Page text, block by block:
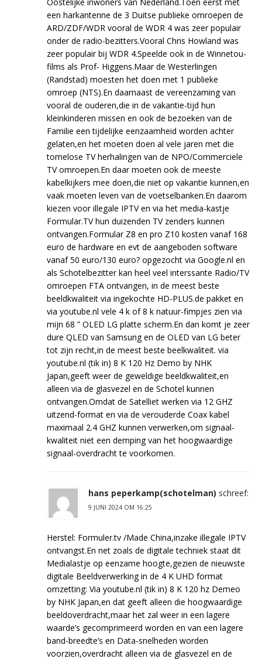
een harkantenne de 3 Duitse publieke omroepen de
ARD/ZDF/WDR vooral de WDR 4 was zeer populair
onder de radio-bezitters.Vooral Chris Howland was
zeer populair bij WDR 4.Speelde ook in de Winnetou-
films als Prof- Higgens.Maar de Westerlingen
(Randstad) moesten het doen met 1 publieke
omroep (NTS).En daarnaast de vereenzaming van
vooral de ouderen,die in de vakantie-tijd hun
kleinkinderen missen en ook de bezoeken van de
Familie een tijdelijke eenzaamheid worden achter
gelaten,en het moeten doen al vele jaren met die
tomelose TV herhalingen van de NPO/Commerciele
TV omroepen.En daar moeten ook de meeste
kabelkijkers mee doen,die niet op vakantie kunnen,en
vaak moeten leven van de voetselbanken.En daarom
kiezen voor illegale IPTV en via het media-kastje
Formular.TV hun duizenden TV zenders kunnen
ontvangen.Formular Z8 en pro Z10 kosten vanaf 168
euro de hardware en evt de aangeboden software
vanaf 50 euro/130 euro? opgezocht via Google.nl en
als Schotelbezitter kan heel veel interssante Radio/TV
omroepen FTA ontvangen, in de meest beste
beeldkwaliteit via ingekochte HD-PLUS.de pakket en
via youtube.nl vele 4 k of 8 k natuur-fimpjes zien via
mijn 68 ” OLED LG platte scherm.En dan komt je zeer
dure QLED van Samsung en de OLED van LG beter
tot zijn recht,in de meest beste beelkwaliteit. via
youtube.nl (tik in) 8 K 120 Hz Demo by NHK
Japan,geeft weer de geweldige beeldkwaliteit,en
alleen via de glasvezel en de Schotel kunnen
ontvangen.Omdat de Satelliet werken via 12 GHZ
uitzend-format en via de verouderde Coax kabel
maximaal 2.4 GHZ kunnen verwerken,om signaal-
kwaliteit niet een demping van het hoogwaardige
signaal-overdracht te voorkomen.
hans peperkamp(schotelman) schreef:
9 JUNI 2024 OM 16:25
Herstel: Formuler.tv /Made China,inzake illegale IPTV
ontvangst.En net zoals de digitale techniek staat dit
Medialastje op eenzame hoogte,gezien de nieuwste
digitale Beeldverwerking in de 4 K UHD format
omzetting: Via youtube.nl (tik in) 8 K 120 hz Demeo
by NHK Japan,en dat geeft alleen die hoogwaardige
beeldoverdracht,maar het zal weer in een lagere
waarde’s gecomprimeerd worden en van een lagere
band-breedte’s en Data-snelheden worden
voorzien,overdracht alleen via de glasvezel en de